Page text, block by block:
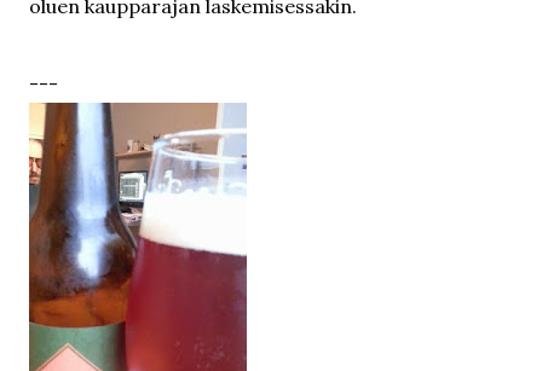
oluen kaupparajan laskemisessakin.
---